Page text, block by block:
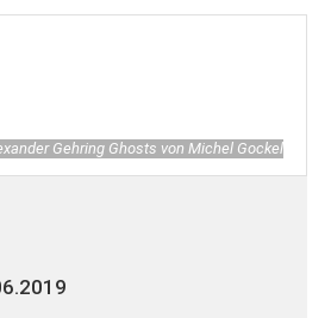
Gehring Ghosts von Michel Gockel